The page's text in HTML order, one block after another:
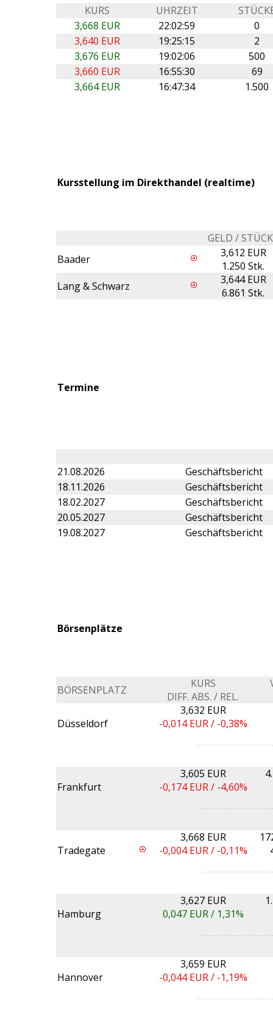
KURS UHRZEIT
3,668 EUR
22:02:59
0
3,640 EUR
19:25:15
2
3,676 EUR
19:02:06
500
3,660 EUR
16:55:30
69
3,664 EUR
16:47:34 1.500
Kursstellung im Direkthandel (realtime)
GELD /
Baader
3,612 EUR
1.250 Stk.
Lang & Schwarz
3,644 EUR
6.861 Stk.
Termine
21.08.2026
Geschäftsbericht
18.11.2026
Geschäftsbericht
18.02.2027
Geschäftsbericht
20.05.2027
Geschäftsbericht
19.08.2027
Geschäftsbericht
Börsenplätze
BÖRSENPLATZ
KURS
DIFF. ABS. / REL.
Düsseldorf
3,632 EUR
-0,014EUR / -0,38%
Frankfurt
3,605 EUR
-0,174EUR / -4,60%
Tradegate
3,668 EUR
-0,004EUR / -0,11%
Hamburg
3,627 EUR
0,047EUR / 1,31%
Hannover
3,659 EUR
-0,044EUR / -1,19%